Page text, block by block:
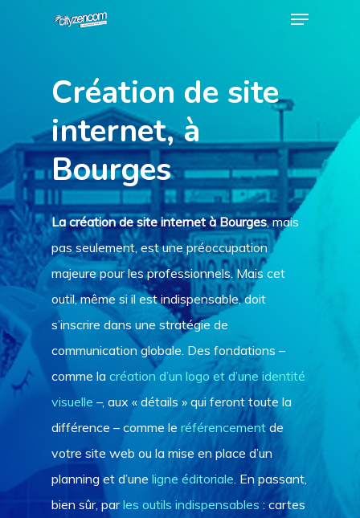
Menu
Création de site
internet, à
Bourges
La création de site internet à Bourges, mais
pas seulement, est une préoccupation
majeure pour les professionnels. Mais cet
outil, même si il est indispensable, doit
s’inscrire dans une stratégie de
communication globale. Des fondations –
comme lacréation d’un logo et d’une identité
visuelle –, aux « détails » qui feront toute la
différence – comme leréférencement de
votre site web ou la mise en place d’un
planning et d’uneligne éditoriale. En passant,
bien sûr, parles outils indispensables : cartes